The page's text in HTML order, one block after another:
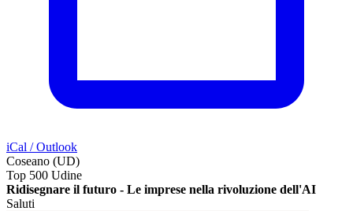
iCal / Outlook
Coseano (UD)
Top 500 Udine
Ridisegnare il futuro - Le imprese nella rivoluzione dell'AI
Saluti